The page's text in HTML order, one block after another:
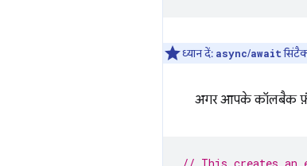
ध्यान दें: async/await
अगर आपके कॉलबैक